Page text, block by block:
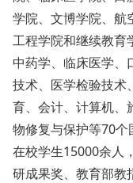
学院、文博学院、航
工程学院和继续教育
中药学、临床医学、
技术、医学检验技术
育、会计、计算机、
物修复与保护等70
在校学生15000余人
研成果奖、教育部教